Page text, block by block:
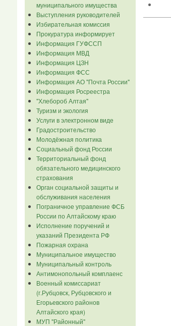
муниципального имущества
Выступления руководителей
Избирательная комиссия
Прокуратура информирует
Информация ГУФССП
Информация МВД
Информация ЦЗН
Информация ФСС
Информация АО "Почта России"
Информация Росреестра
"Хлебороб Алтая"
Туризм и экология
Услуги в электронном виде
Градостроительство
Молодёжная политика
Социальный фонд России
Территориальный фонд
обязательного медицинского
страхования
Орган социальной защиты и
обслуживания населения
Пограничное управление ФСБ
России по Алтайскому краю
Исполнение поручений и
указаний Президента РФ
Пожарная охрана
Муниципальное имущество
Муниципальный контроль
Антимонопольный комплаенс
Военный комиссариат
(г.Рубцовск, Рубцовского и
Егорьевского районов
Алтайского края)
МУП "Районный"